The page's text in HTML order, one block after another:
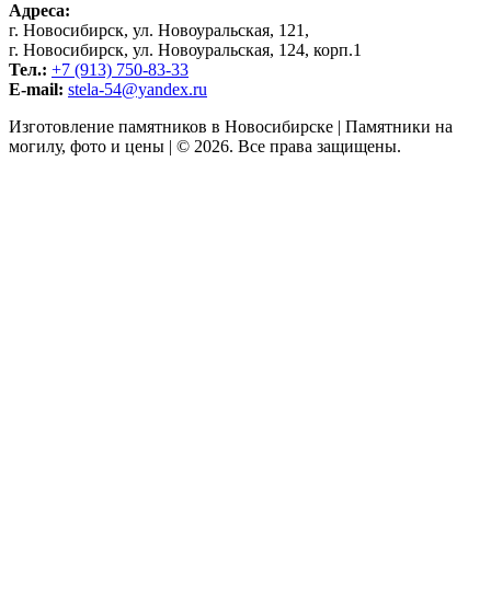
Адреса:
г. Новосибирск, ул. Новоуральская, 121,
г. Новосибирск, ул. Новоуральская, 124, корп.1
Тел.: +7 (913) 750-83-33
E-mail: stela-54@yandex.ru
Изготовление памятников в Новосибирске | Памятники на
могилу, фото и цены | © 2026. Все права защищены.